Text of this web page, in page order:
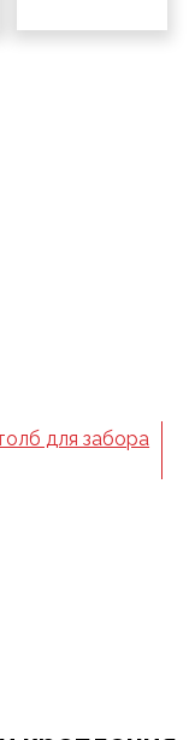
для забора